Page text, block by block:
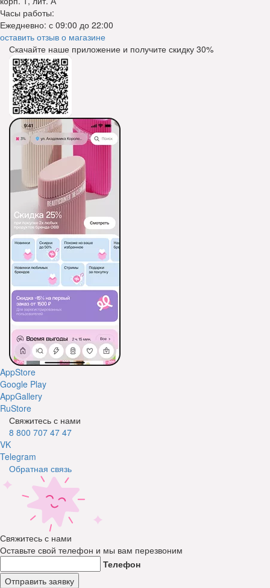
Часы работы:
Ежедневно: с 09:00 до 22:00
оставить отзыв о магазине
Скачайте наше приложение и получите скидку 30%
AppStore
Google Play
AppGallery
RuStore
Свяжитесь с нами
8 800 707 47 47
VK
Telegram
Обратная связь
Свяжитесь с нами
Оставьте свой телефон и мы вам перезвоним
Телефон
Отправить заявку